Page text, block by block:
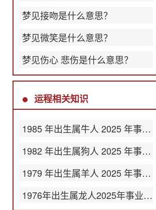
梦见接吻是什么意思？
梦见微笑是什么意思？
梦见伤心 悲伤是什么意思？
运程相关知识
1985 年出生属牛人 2025 年事业运势
1982 年出生属狗人 2025 年事业运势
1979 年出生属羊人 2025 年事业运势
1976年出生属龙人2025年事业运势